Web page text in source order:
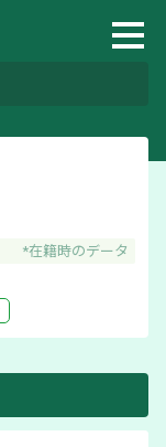
*在籍時のデータ